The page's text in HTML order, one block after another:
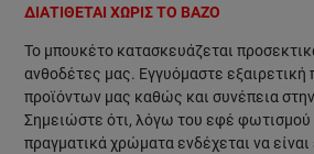
ΔΙΑΤΙΘΕΤΑΙ ΧΩΡΙΣ ΤΟ ΒΑΖΟ
Το μπουκέτο κατασκευάζεται
ανθοδέτες μας. Εγγυόμαστε εξαιρετική
προϊόντων μας καθώς και συνέπεια
Σημειώστε ότι, λόγω του εφέ φωτισμού
πραγματικά χρώματα ενδέχεται να